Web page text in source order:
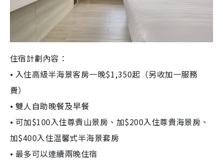
住宿計劃內容：
⦁ 入住高級半海景客房一晚$1,350起（另收加一服務
費）
⦁ 雙人自助晚餐及早餐
⦁ 可加$100入住尊貴山景房、加$200入住尊貴海景房、
加$400入住温馨式半海景套房
⦁ 最多可以連續兩晚住宿